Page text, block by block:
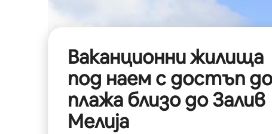
Ваканционни жилища
под наем с достъп до
плажа близо до Залив
Мелија